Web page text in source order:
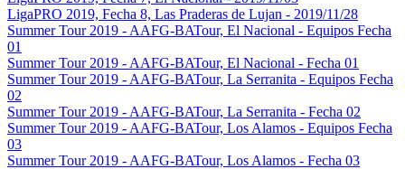
LigaPRO 2019, Fecha 8, Las Praderas de Lujan - 2019/11/28
Summer Tour 2019 - AAFG-BATour, El Nacional - Equipos Fecha
01
Summer Tour 2019 - AAFG-BATour, El Nacional - Fecha 01
Summer Tour 2019 - AAFG-BATour, La Serranita - Equipos Fecha
02
Summer Tour 2019 - AAFG-BATour, La Serranita - Fecha 02
Summer Tour 2019 - AAFG-BATour, Los Alamos - Equipos Fecha
03
Summer Tour 2019 - AAFG-BATour, Los Alamos - Fecha 03